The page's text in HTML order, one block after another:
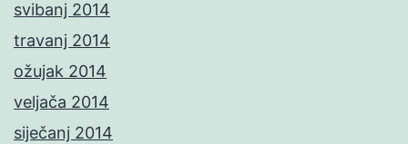
svibanj 2014
travanj 2014
ožujak 2014
veljača 2014
siječanj 2014